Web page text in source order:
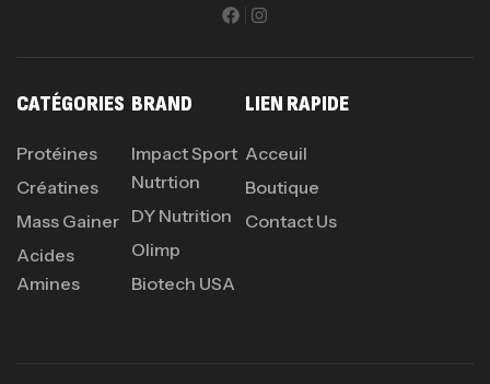
PROTEIN WHEY
GH SURGE 90 CAPSULES
Autres
CATÉGORIES
Protéines
Créatines
Mass Gainer
Acides
Amines
BRAND
Impact Sport
Nutrtion
DY Nutrition
Olimp
Biotech USA
LIEN RAPIDE
Acceuil
Boutique
Contact Us